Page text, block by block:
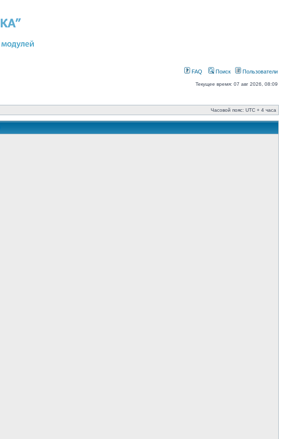
FAQ Поиск Пользователи
Текущее время: 07 авг 2026, 08:09
Часовой пояс: UTC + 4 часа